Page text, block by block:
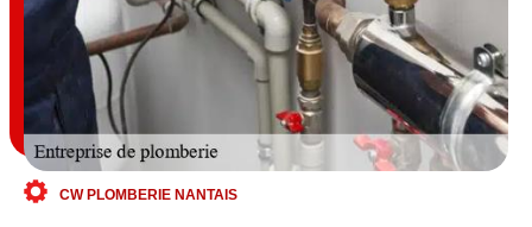
CW PLOMBERIE NANTAIS